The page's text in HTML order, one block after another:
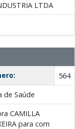
LTDA
564
de Saúde
CAMILLA
para com